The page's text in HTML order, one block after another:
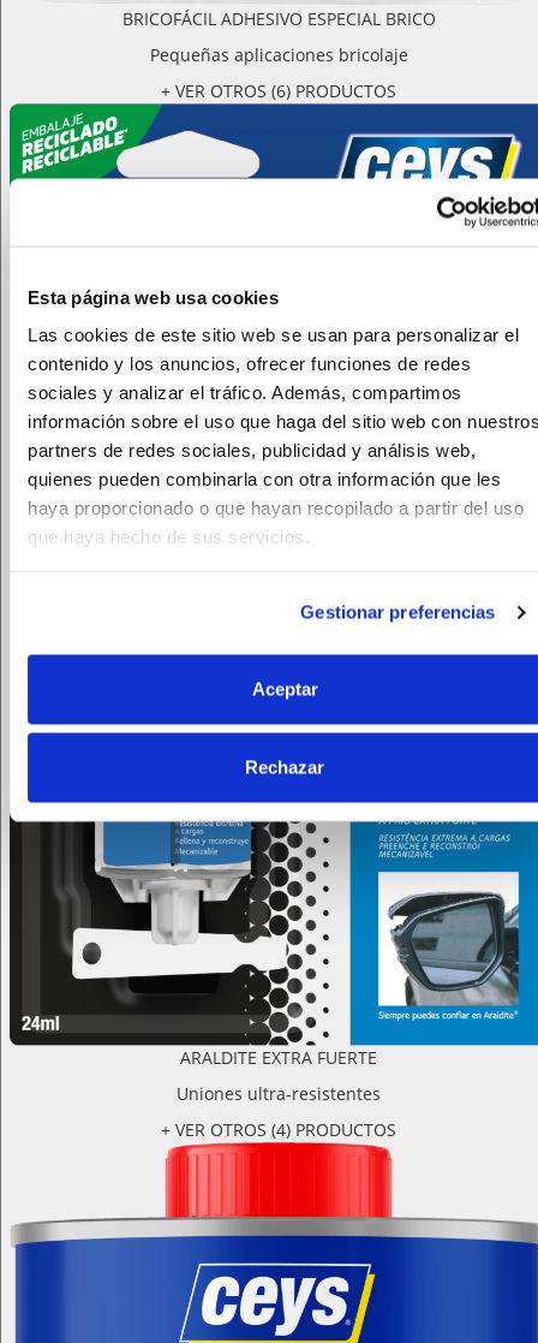
Esta página web usa cookies
Las cookies de este sitio web se usan para personalizar el
contenido y los anuncios, ofrecer funciones de redes
sociales y analizar el tráfico. Además, compartimos
información sobre el uso que haga del sitio web con
partners de redes sociales, publicidad y análisis web,
quienes pueden combinarla con otra información que les
haya proporcionado o que hayan recopilado a partir del uso
que haya hecho de sus servicios.
Gestionar preferencias
Aceptar
Rechazar
BRICOFÁCIL ADHESIVO ESPECIAL BRICO
Pequeñas aplicaciones bricolaje
+ VER OTROS (6) PRODUCTOS
ARALDITE EXTRA FUERTE
Uniones ultra-resistentes
+ VER OTROS (4) PRODUCTOS